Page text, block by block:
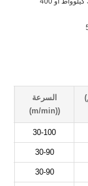
السرعة
((m/min)
30-100
30-90
30-90